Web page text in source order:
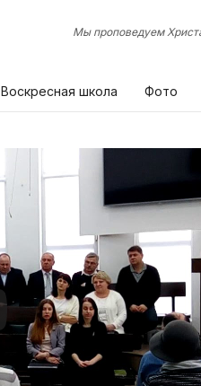
Мы проповедуем
Воскресная школа Фото